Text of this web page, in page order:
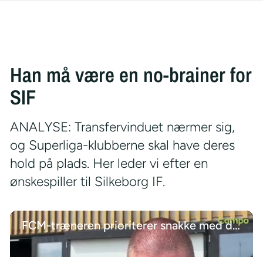
Han må være en no-brainer for
SIF
ANALYSE: Transfervinduet nærmer sig,
og Superliga-klubberne skal have deres
hold på plads. Her leder vi efter en
ønskespiller til Silkeborg IF.
FCM-træneren prioriterer snakke med de unge talenter